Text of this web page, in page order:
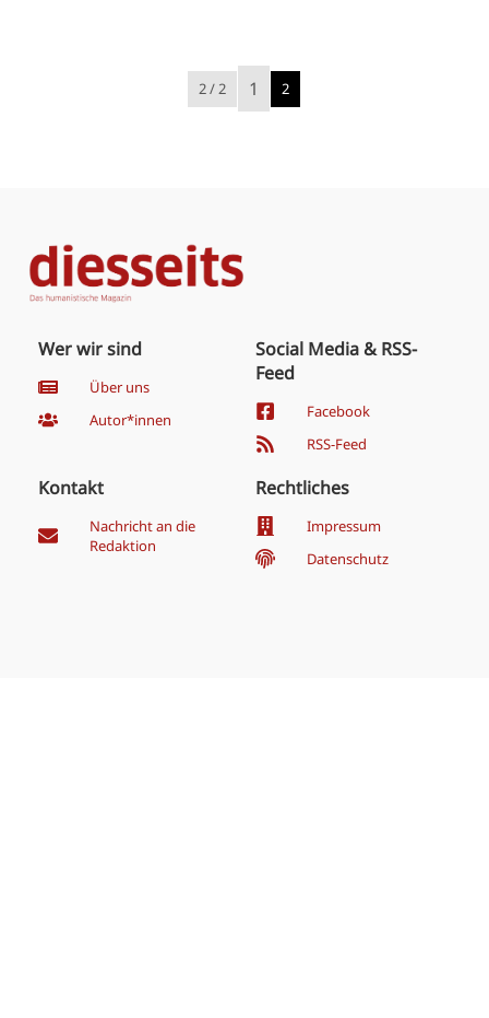
2 / 2 1 2
Wer wir sind
Über uns
Autor*innen
Social Media & RSS-
Feed
Facebook
RSS-Feed
Kontakt
Nachricht an die
Redaktion
Rechtliches
Impressum
Datenschutz